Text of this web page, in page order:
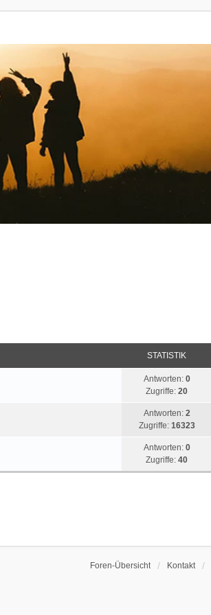
STATISTIK
Antworten: 0
Zugriffe:20
Antworten: 2
Zugriffe: 16323
Antworten: 0
Zugriffe:40
Foren-Übersicht Kontakt